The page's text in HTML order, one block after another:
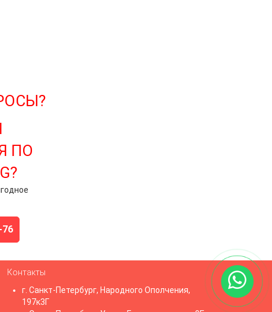
ПО
Контакты
г. Санкт-Петербург, Народного Ополчения,
197к3Г